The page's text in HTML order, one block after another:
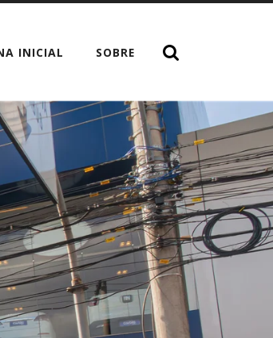
INICIAL SOBRE